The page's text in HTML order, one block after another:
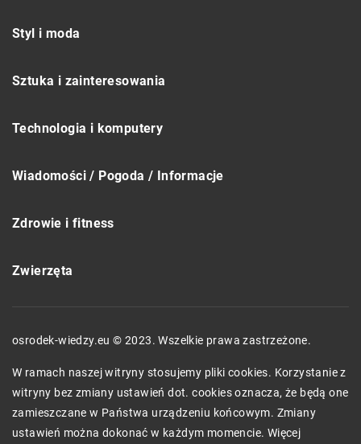
Styl i moda
Sztuka i zainteresowania
Technologia i komputery
Wiadomości / Pogoda / Informacje
Zdrowie i fitness
Zwierzęta
osrodek-wiedzy.eu © 2023. Wszelkie prawa zastrzeżone.
W ramach naszej witryny stosujemy pliki cookies. Korzystanie z
witryny bez zmiany ustawień dot. cookies oznacza, że będą one
zamieszczane w Państwa urządzeniu końcowym. Zmiany
ustawień można dokonać w każdym momencie. Więcej